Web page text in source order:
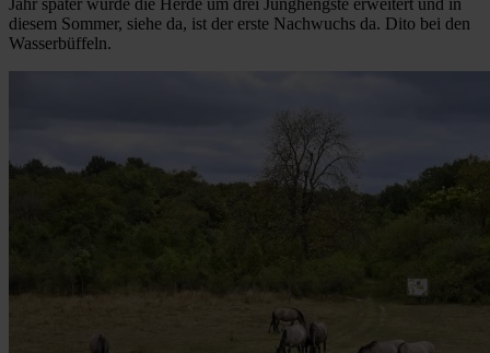
Jahr später wurde die Herde um drei Junghengste erweitert und in
diesem Sommer, siehe da, ist der erste Nachwuchs da. Dito bei den
Wasserbüffeln.